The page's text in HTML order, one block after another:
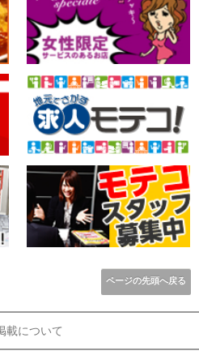
ページの先頭へ戻る
載について